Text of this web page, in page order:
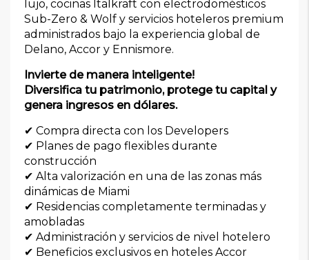
lujo, cocinas Italkraft con electrodomésticos
Sub-Zero & Wolf y servicios hoteleros premium
administrados bajo la experiencia global de
Delano, Accor y Ennismore.
Invierte de manera inteligente!
Diversifica tu patrimonio, protege tu capital y
genera ingresos en dólares.
✔ Compra directa con los Developers
✔ Planes de pago flexibles durante
construcción
✔ Alta valorización en una de las zonas más
dinámicas de Miami
✔ Residencias completamente terminadas y
amobladas
✔ Administración y servicios de nivel hotelero
✔ Beneficios exclusivos en hoteles Accor